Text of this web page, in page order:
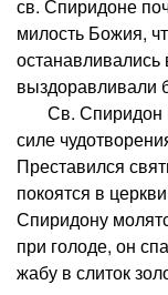
св. Спиридоне
милость Божия,
выздоравливали
Св. Спиридон
силе
Преставился
покоятся в
Спиридону
при голоде, он
жабу в слиток